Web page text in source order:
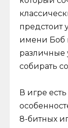
предстоит
имени Боб
различные
собирать
В игре
8-битных